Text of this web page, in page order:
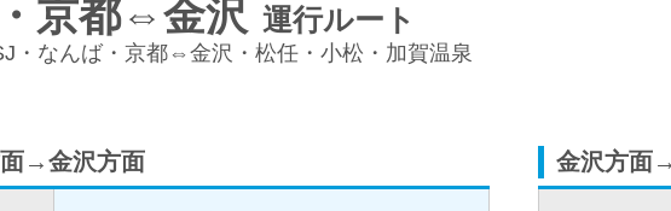
京都⇔金沢 運行ルート
・なんば・京都⇔金沢・松任・小松・加賀温泉
→金沢方面 金沢方面